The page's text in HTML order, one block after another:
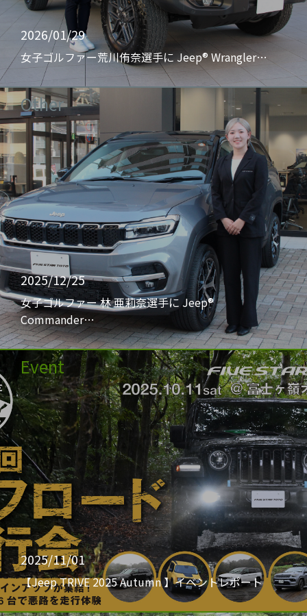
2026/01/29
女子ゴルファー荒川侑奈選手に Jeep® Wrangler…
Other
2025/12/25
女子ゴルファー 林 亜莉奈選手に Jeep®
Commander…
Event
2025/11/01
【Jeep TRIVE 2025 Autumn 】イベントレポート